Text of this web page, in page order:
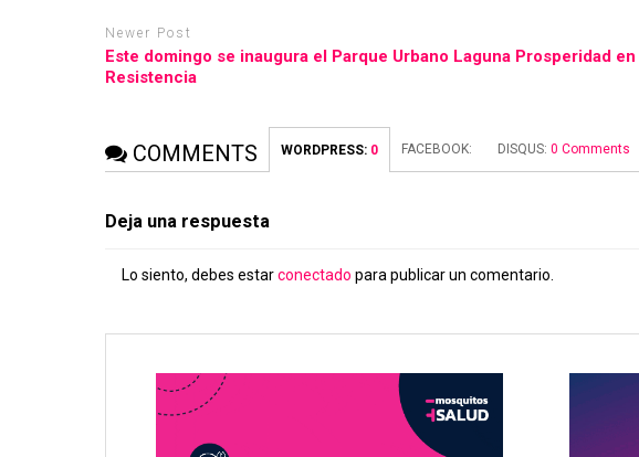
Newer Post
Este domingo se inaugura el Parque Urbano Laguna Prosperidad en
Resistencia
COMMENTS WORDPRESS: 0 FACEBOOK: DISQUS:0 Comments
Deja una respuesta
Lo siento, debes estarconectado para publicar un comentario.